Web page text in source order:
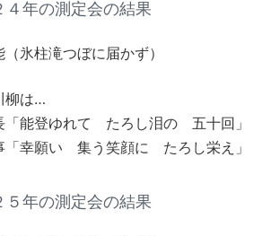
４年の測定会の結果
氷柱滝つぼに届かず）
柳は…
「能登ゆれて たろし泪の 五十回」
「幸願い 集う笑顔に たろし栄え」
５年の測定会の結果